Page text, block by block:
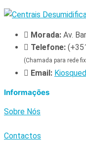
Morada: Av.
Telefone:
(Chamada para rede
Email:
Informações
Sobre Nós
Contactos